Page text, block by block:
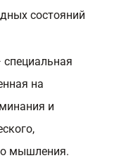
состояний
на
и
мышления.